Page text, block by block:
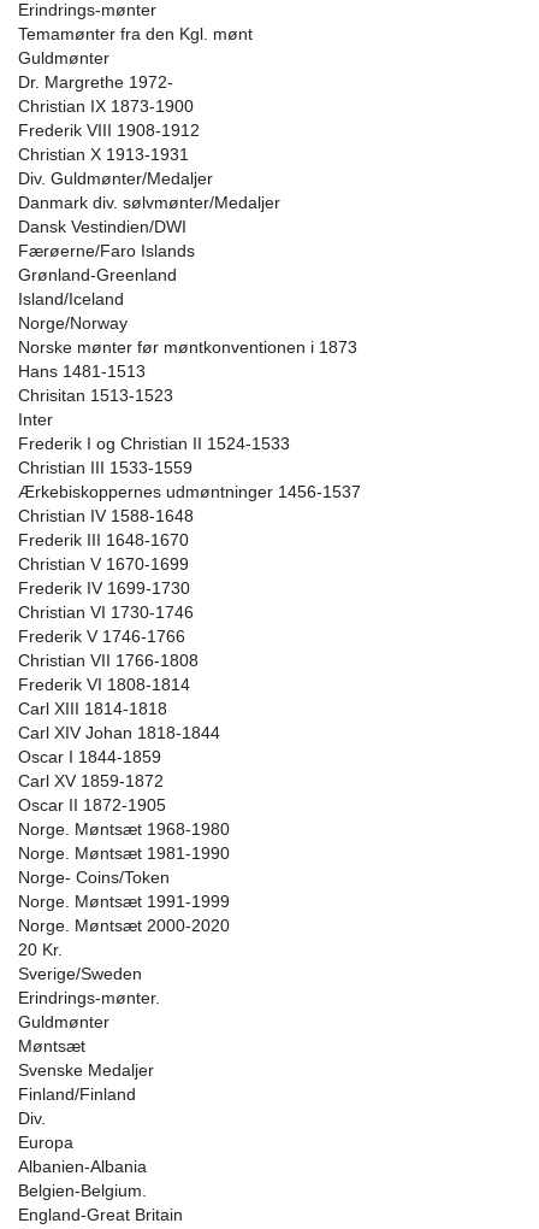
Erindrings-mønter
Temamønter fra den Kgl. mønt
Guldmønter
Dr. Margrethe 1972-
Christian IX 1873-1900
Frederik VIII 1908-1912
Christian X 1913-1931
Div. Guldmønter/Medaljer
Danmark div. sølvmønter/Medaljer
Dansk Vestindien/DWI
Færøerne/Faro Islands
Grønland-Greenland
Island/Iceland
Norge/Norway
Norske mønter før møntkonventionen i 1873
Hans 1481-1513
Chrisitan 1513-1523
Inter
Frederik I og Christian II 1524-1533
Christian III 1533-1559
Ærkebiskoppernes udmøntninger 1456-1537
Christian IV 1588-1648
Frederik III 1648-1670
Christian V 1670-1699
Frederik IV 1699-1730
Christian VI 1730-1746
Frederik V 1746-1766
Christian VII 1766-1808
Frederik VI 1808-1814
Carl XIII 1814-1818
Carl XIV Johan 1818-1844
Oscar I 1844-1859
Carl XV 1859-1872
Oscar II 1872-1905
Norge. Møntsæt 1968-1980
Norge. Møntsæt 1981-1990
Norge- Coins/Token
Norge. Møntsæt 1991-1999
Norge. Møntsæt 2000-2020
20 Kr.
Sverige/Sweden
Erindrings-mønter.
Guldmønter
Møntsæt
Svenske Medaljer
Finland/Finland
Div.
Europa
Albanien-Albania
Belgien-Belgium.
England-Great Britain